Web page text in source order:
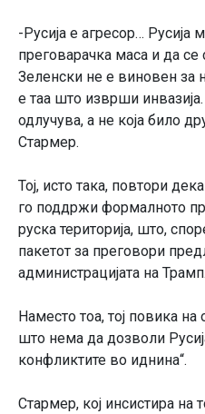
-Русија е агресор… Русија
преговарачка маса и да се
Зеленски не е виновен за
е таа што изврши
одлучува, а не која било
Стармер.
Тој, исто така, повтори
го поддржи формалното
руска територија, што,
пакетот за преговори
администрацијата на Трамп.
Наместо тоа, тој повика
што нема да дозволи
конфликтите во иднина“.
Стармер, кој инсистира на